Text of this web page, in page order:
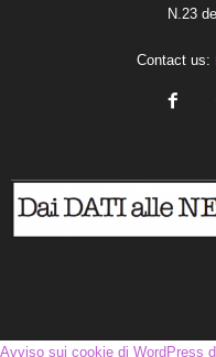
N.23
Contact us:
Avviso sui cookie di WordPress